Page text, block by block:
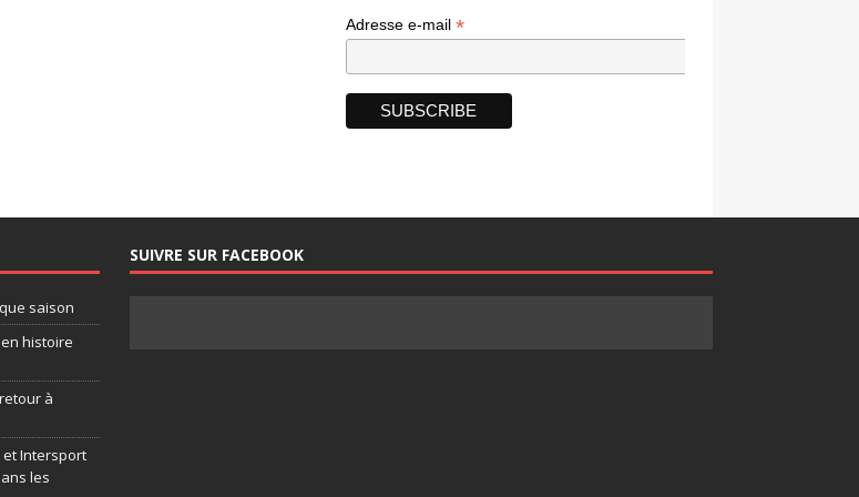
Adresse e-mail *
saison
histoire
à
et Intersport
les
SUIVRE SUR FACEBOOK